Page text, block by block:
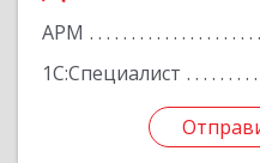
АРМ
1С:Специалист